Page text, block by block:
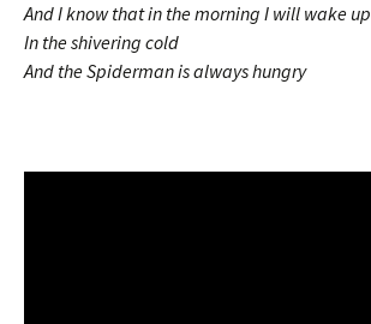
And I know that in the morning I will wake up
In the shivering cold
And the Spiderman is always hungry